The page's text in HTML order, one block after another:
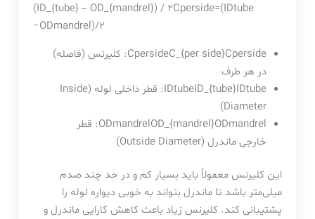
(ID_{tube} – OD_{mandrel}) / 2Cperside=(IDtube
−ODmandrel)/2
CpersideC_{per side}Cperside
: کلیرنس (فاصله)
در هر طرف
IDtubeID_{tube}IDtube
: قطر داخلی لوله (Inside
Diameter)
ODmandrelOD_{mandrel}ODmandrel
: قطر
خارجی ماندرل (Outside Diameter)
این کلیرنس معمولاً باید بسیار کم و در حد چند صدم
میلی‌متر باشد تا ماندرل بتواند به خوبی دیواره لوله را
پشتیبانی کند. کلیرنس زیاد باعث کاهش کارایی ماندرل و